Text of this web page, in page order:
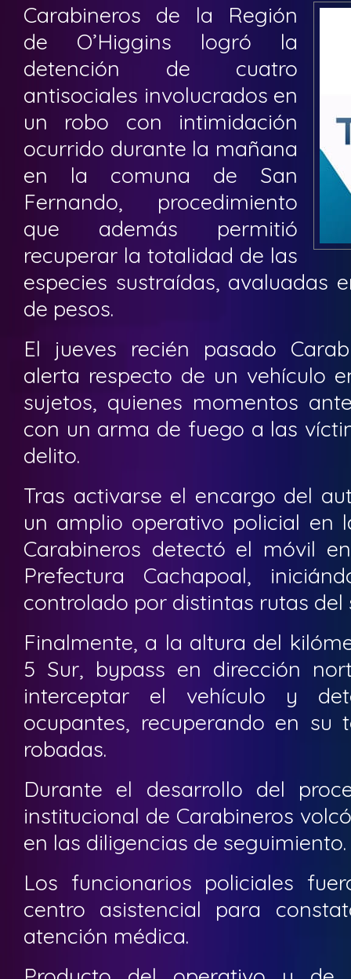
Carabineros de la Región
de O’Higgins logró la
detención de cuatro
antisociales involucrados en
un robo con intimidación
ocurrido durante la mañana
en la comuna de San
Fernando, procedimiento
que además permitió
recuperar la totalidad de las
especies sustraídas, avaluadas
de pesos.
El jueves recién pasado
alerta respecto de un vehículo
sujetos, quienes momentos
con un arma de fuego a las
delito.
Tras activarse el encargo del
un amplio operativo policial en
Carabineros detectó el móvil
Prefectura Cachapoal,
controlado por distintas rutas del
Finalmente, a la altura del
5 Sur, bypass en dirección
interceptar el vehículo y
ocupantes, recuperando en su
robadas.
Durante el desarrollo del
institucional de Carabineros
en las diligencias de seguimiento.
Los funcionarios policiales
centro asistencial para
atención médica.